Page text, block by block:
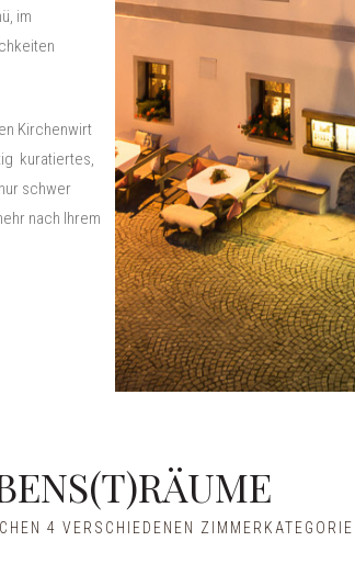
im
Kirchenwirt
kuratiertes,
schwer
nach Ihrem
4 VERSCHIEDENEN